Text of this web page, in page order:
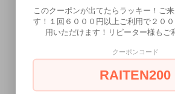
ィ （セット））は18歳未満の
このクーポンが出てたらラッキー！ご
す！１回６０００円以上ご利用で２０
用いただけます！リピーター様もご
クーポンコード
RAITEN200